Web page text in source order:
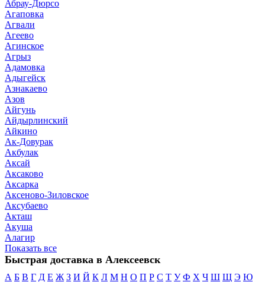
Абрау-Дюрсо
Агаповка
Агвали
Агеево
Агинское
Агрыз
Адамовка
Адыгейск
Азнакаево
Азов
Айгунь
Айдырлинский
Айкино
Ак-Довурак
Акбулак
Аксай
Аксаково
Аксарка
Аксеново-Зиловское
Аксубаево
Акташ
Акуша
Алагир
Показать все
Быстрая доставка в Алексеевск
А Б В Г Д Е Ж З И Й К Л М Н О П Р С Т У Ф Х Ч Ш Щ Э Ю